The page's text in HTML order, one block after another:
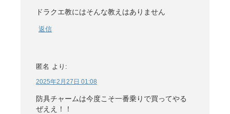
ドラクエ教にはそんな教えはありません
返信
匿名 より:
2025年2月27日 01:08
防具チャームは今度こそ一番乗りで買ってやる
ぜええ！！